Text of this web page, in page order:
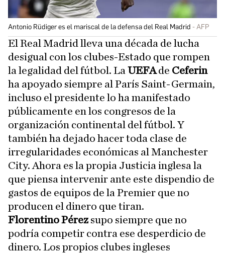
Antonio Rüdiger es el mariscal de la defensa del Real Madrid AFP
El Real Madrid lleva una década de lucha
desigual con los clubes-Estado que rompen
la legalidad del fútbol. La UEFAde Ceferin
ha apoyado siempre al París Saint-Germain,
incluso el presidente lo ha manifestado
públicamente en los congresos de la
organización continental del fútbol. Y
también ha dejado hacer toda clase de
irregularidades económicas al Manchester
City. Ahora es la propia Justicia inglesa la
que piensa intervenir ante este dispendio de
gastos de equipos de la Premier que no
producen el dinero que tiran.
Florentino Pérezsupo siempre que no
podría competir contra ese desperdicio de
dinero. Los propios clubes ingleses